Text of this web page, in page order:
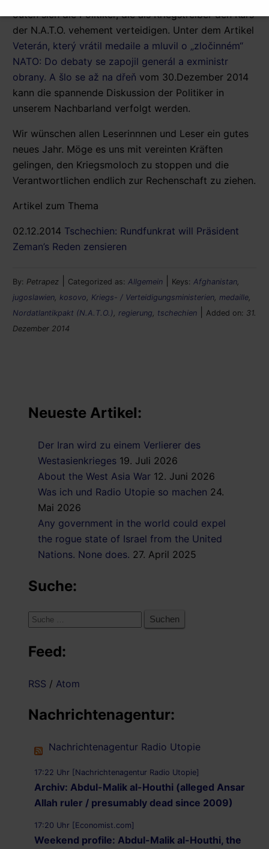
outen sich die Politiker, die als Kriegstreiber den Kurs
der N.A.T.O. vehement verteidigen. Unter dem Artikel
Veterán, který vrátil medaile a mluvil o „zločinném“
NATO: Do debaty se zapojil generál a exministr
obrany. A šlo se až na dřeň vom 30.Dezember 2014
kann die spannende Diskussion der Politiker in
unserem Nachbarland verfolgt werden.
Wir wünschen allen Leserinnnen und Leser ein gutes
neues Jahr. Möge es uns mit vereinten Kräften
gelingen, den Kriegsmoloch zu stoppen und die
Verantwortlichen endlich zur Rechenschaft zu ziehen.
Artikel zum Thema
02.12.2014 Tschechien: Rundfunkrat will Präsident
Zeman’s Reden zensieren
By: Petrapez Categorized as: Allgemein Keys: Afghanistan
jugoslawien kosovo Kriegs- / Verteidigungsministerien medaille
Nordatlantikpakt (N.A.T.O.)
regierung tschechien Added on: 31.
Dezember 2014
Neueste Artikel:
Der Iran wird zu einem Verlierer des
Westasienkrieges 19. Juli 2026
About the West Asia War 12. Juni 2026
Was ich und Radio Utopie so machen 24.
Mai 2026
Any government in the world could expel
the rogue state of Israel from the United
Nations. None does. 27. April 2025
Suche:
Suche
Feed:
RSS / Atom
Nachrichtenagentur:
Nachrichtenagentur Radio Utopie
17:22 Uhr [Nachrichtenagentur Radio Utopie]
Archiv: Abdul-Malik al-Houthi (alleged Ansar
Allah ruler / presumably dead since 2009)
17:20 Uhr [Economist.com]
Weekend profile: Abdul-Malik al-Houthi, the